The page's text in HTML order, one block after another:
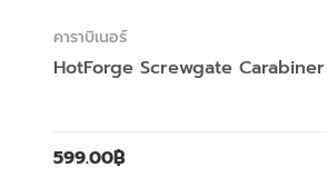
คาราบิเนอร์
HotForge Screwgate Carabiner
599.00฿